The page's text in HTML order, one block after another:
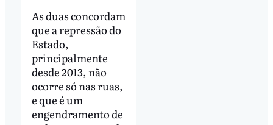
As duas concordam
que a repressão do
Estado,
principalmente
desde 2013, não
ocorre só nas ruas,
e que é um
engendramento de